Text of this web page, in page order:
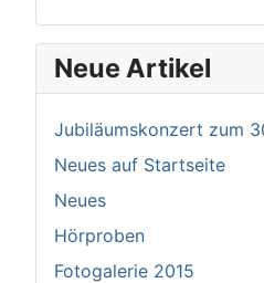
Neue Artikel
Jubiläumskonzert zum
Neues auf Startseite
Neues
Hörproben
Fotogalerie 2015